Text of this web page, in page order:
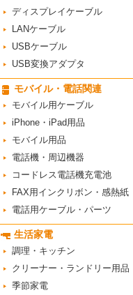
ディスプレイケーブル
LANケーブル
USBケーブル
USB変換アダプタ
モバイル・電話関連
モバイル用ケーブル
iPhone・iPad用品
モバイル用品
電話機・周辺機器
コードレス電話機充電池
FAX用インクリボン・感熱紙
電話用ケーブル・パーツ
生活家電
調理・キッチン
クリーナー・ランドリー用品
季節家電